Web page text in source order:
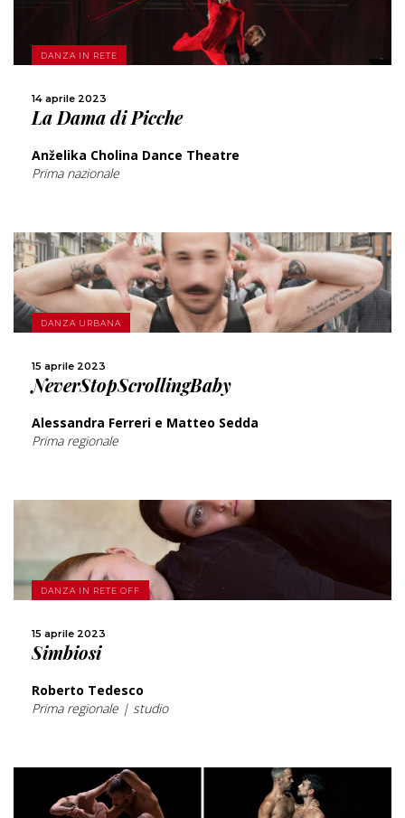
DANZA IN RETE
14 aprile 2023
La Dama di Picche
Anželika Cholina Dance Theatre
Prima nazionale
SCOPRI DI PIÙ
DANZA URBANA
15 aprile 2023
NeverStopScrollingBaby
Alessandra Ferreri e Matteo Sedda
Prima regionale
SCOPRI DI PIÙ
DANZA IN RETE OFF
15 aprile 2023
Simbiosi
Roberto Tedesco
Prima regionale | studio
SCOPRI DI PIÙ